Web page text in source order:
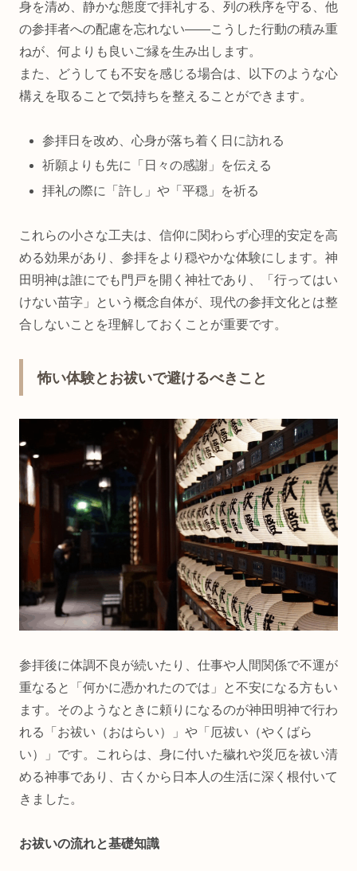
身を清め、静かな態度で拝礼する、列の秩序を守る、他
の参拝者への配慮を忘れない――こうした行動の積み重
ねが、何よりも良いご縁を生み出します。
また、どうしても不安を感じる場合は、以下のような心
構えを取ることで気持ちを整えることができます。
参拝日を改め、心身が落ち着く日に訪れる
祈願よりも先に「日々の感謝」を伝える
拝礼の際に「許し」や「平穏」を祈る
これらの小さな工夫は、信仰に関わらず心理的安定を高
める効果があり、参拝をより穏やかな体験にします。神
田明神は誰にでも門戸を開く神社であり、「行ってはい
けない苗字」という概念自体が、現代の参拝文化とは整
合しないことを理解しておくことが重要です。
怖い体験とお祓いで避けるべきこと
参拝後に体調不良が続いたり、仕事や人間関係で不運が
重なると「何かに憑かれたのでは」と不安になる方もい
ます。そのようなときに頼りになるのが神田明神で行わ
れる「お祓い（おはらい）」や「厄祓い（やくばら
い）」です。これらは、身に付いた穢れや災厄を祓い清
める神事であり、古くから日本人の生活に深く根付いて
きました。
お祓いの流れと基礎知識